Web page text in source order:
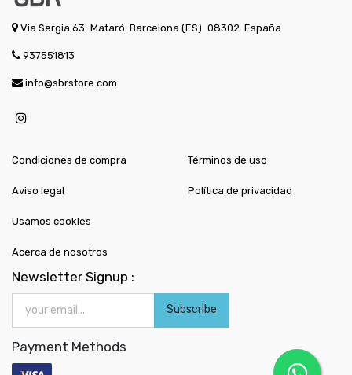
Via Sergia 63 Mataró Barcelona (ES) 08302 España
937551813
info@sbrstore.com
Condiciones de compra
Aviso legal
Términos de uso
Política de privacidad
Usamos cookies
Acerca de nosotros
Newsletter Signup :
Subscribe
Payment Methods